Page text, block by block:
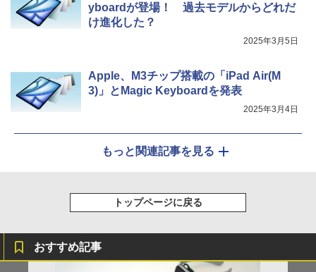
yboardが登場！ 過去モデルからどれだ
け進化した？
2025年3月5日
Apple、M3チップ搭載の「iPad Air(M
3)」とMagic Keyboardを発表
2025年3月4日
もっと関連記事を見る
トップページに戻る
おすすめ記事